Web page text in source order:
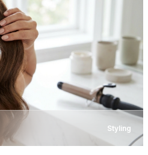
Styling